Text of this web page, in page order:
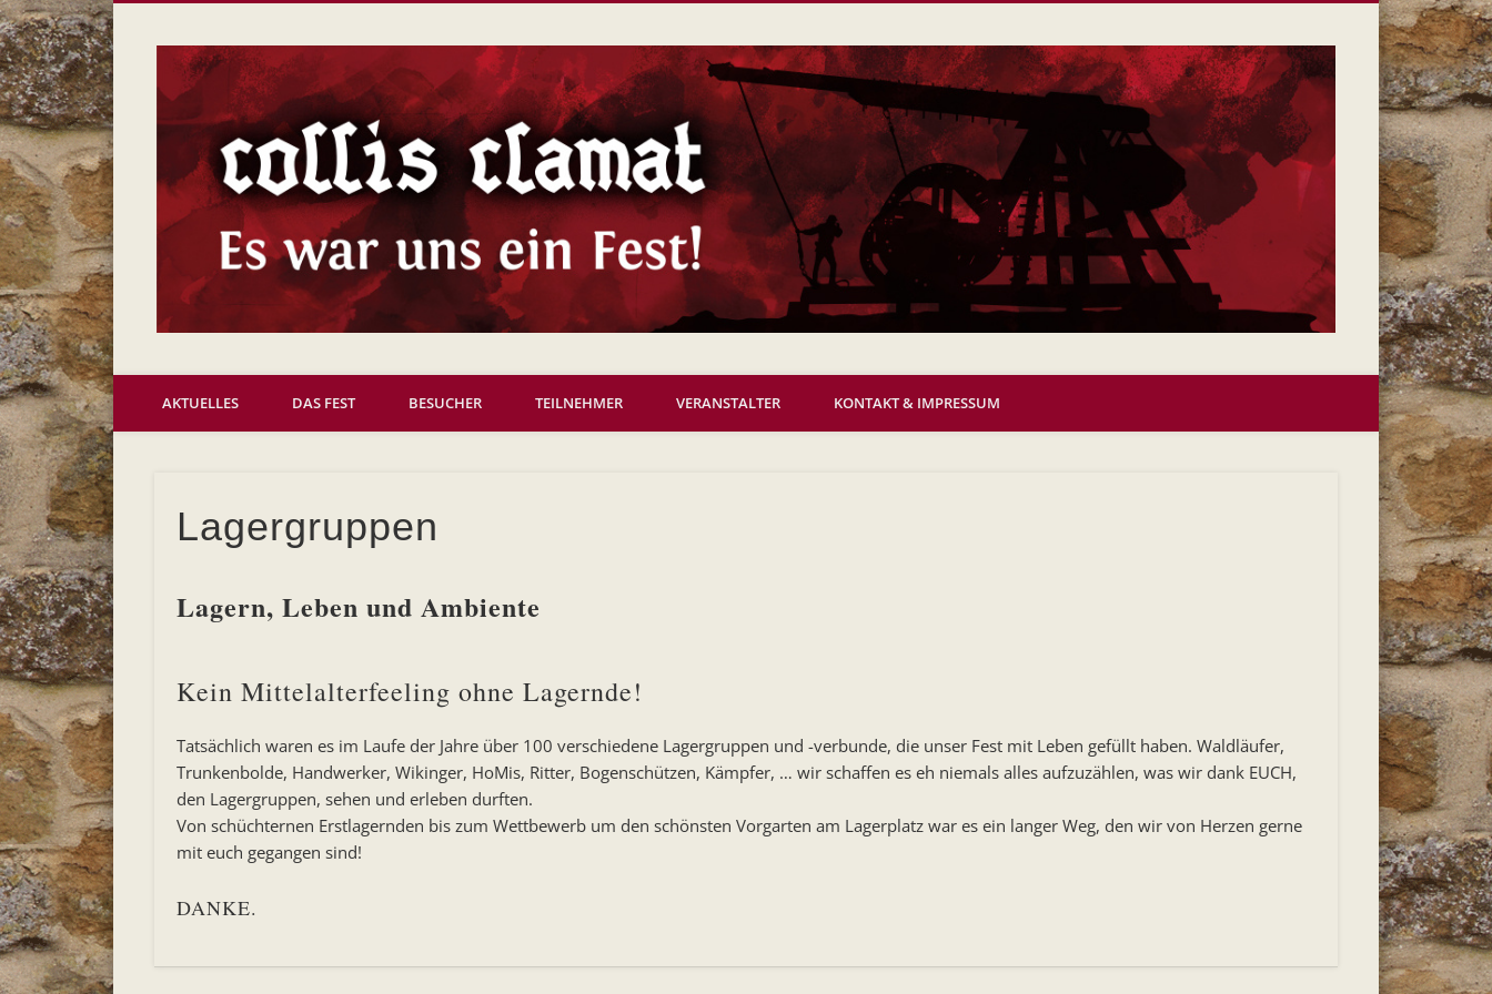
Collis
Clamat
Wir sind die mit dem Katapult!
AKTUELLES DAS FEST BESUCHER TEILNEHMER VERANSTALTER KONTAKT & IMPRESSUM
Lagergruppen
Lagern, Leben und Ambiente
Kein Mittelalterfeeling ohne Lagernde!
Tatsächlich waren es im Laufe der Jahre über 100 verschiedene Lagergruppen und -verbunde, die unser Fest mit Leben gefüllt haben. Waldläufer,
Trunkenbolde, Handwerker, Wikinger, HoMis, Ritter, Bogenschützen, Kämpfer, … wir schaffen es eh niemals alles aufzuzählen, was wir dank EUCH,
den Lagergruppen, sehen und erleben durften.
Von schüchternen Erstlagernden bis zum Wettbewerb um den schönsten Vorgarten am Lagerplatz war es ein langer Weg, den wir von Herzen gerne
mit euch gegangen sind!
DANKE.